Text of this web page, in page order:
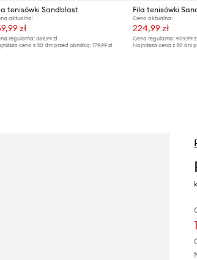
tenisówki Sandblast
aktualna:
zł
regularna: 359,99 zł
cena z 30 dni przed obniżką: 179,99 zł
Fila tenisówki
Cena aktualna:
224,99 zł
Cena regularna: 409,99
Najniższa cena z 30 dni